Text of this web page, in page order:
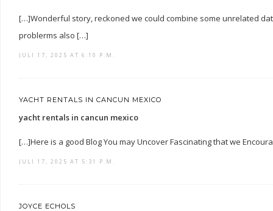
[…]Wonderful story, reckoned we could combine some unrelated
problerms also […]
JULI 17, 2025 AT 6:10 P.M.
YACHT RENTALS IN CANCUN MEXICO
yacht rentals in cancun mexico
[…]Here is a good Blog You may Uncover Fascinating that we
JULI 17, 2025 AT 5:31 P.M.
JOYCE ECHOLS